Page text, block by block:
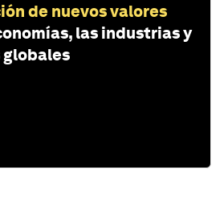
de nuevos valores
las industrias y
globales